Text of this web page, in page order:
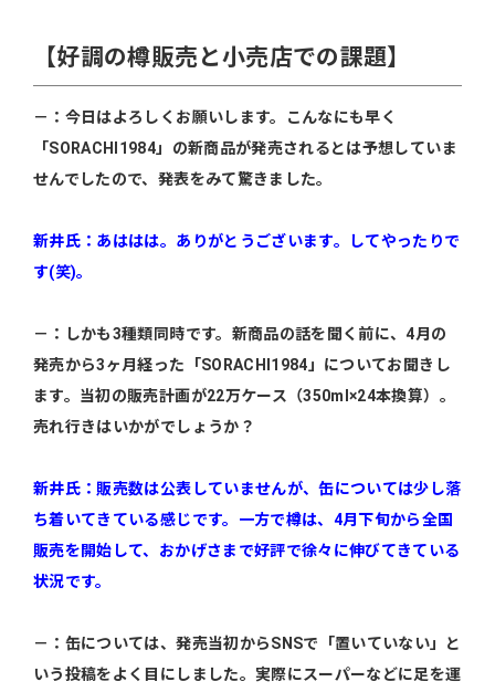
【好調の樽販売と小売店での課題】
－：今日はよろしくお願いします。こんなにも早く
「SORACHI1984」の新商品が発売されるとは予想していま
せんでしたので、発表をみて驚きました。
新井氏：あははは。ありがとうございます。してやったりで
す(笑)。
－：しかも3種類同時です。新商品の話を聞く前に、4月の
発売から3ヶ月経った「SORACHI1984」についてお聞きし
ます。当初の販売計画が22万ケース（350ml×24本換算）。
売れ行きはいかがでしょうか？
新井氏：販売数は公表していませんが、缶については少し落
ち着いてきている感じです。一方で樽は、4月下旬から全国
販売を開始して、おかげさまで好評で徐々に伸びてきている
状況です。
－：缶については、発売当初からSNSで「置いていない」と
いう投稿をよく目にしました。実際にスーパーなどに足を運